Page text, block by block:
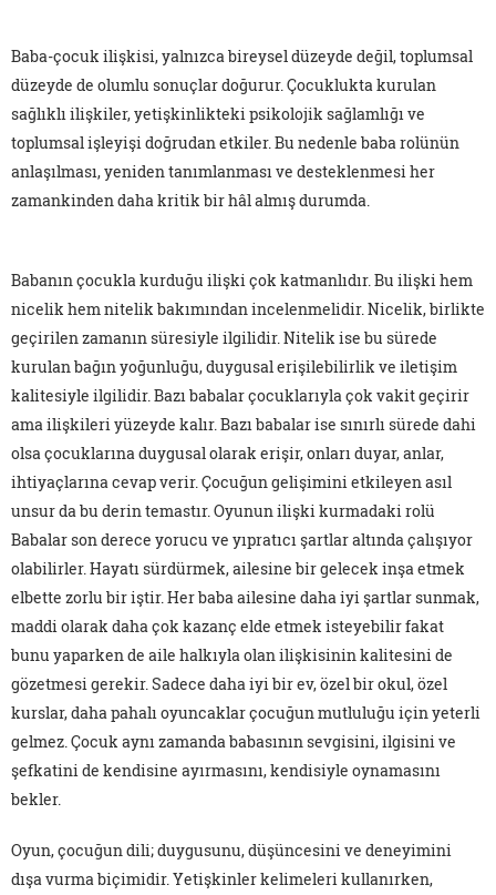
Baba-çocuk ilişkisi, yalnızca bireysel düzeyde değil, toplumsal
düzeyde de olumlu sonuçlar doğurur. Çocuklukta kurulan
sağlıklı ilişkiler, yetişkinlikteki psikolojik sağlamlığı ve
toplumsal işleyişi doğrudan etkiler. Bu nedenle baba rolünün
anlaşılması, yeniden tanımlanması ve desteklenmesi her
zamankinden daha kritik bir hâl almış durumda.
Babanın çocukla kurduğu ilişki çok katmanlıdır. Bu ilişki hem
nicelik hem nitelik bakımından incelenmelidir. Nicelik, birlikte
geçirilen zamanın süresiyle ilgilidir. Nitelik ise bu sürede
kurulan bağın yoğunluğu, duygusal erişilebilirlik ve iletişim
kalitesiyle ilgilidir. Bazı babalar çocuklarıyla çok vakit geçirir
ama ilişkileri yüzeyde kalır. Bazı babalar ise sınırlı sürede dahi
olsa çocuklarına duygusal olarak erişir, onları duyar, anlar,
ihtiyaçlarına cevap verir. Çocuğun gelişimini etkileyen asıl
unsur da bu derin temastır. Oyunun ilişki kurmadaki rolü
Babalar son derece yorucu ve yıpratıcı şartlar altında çalışıyor
olabilirler. Hayatı sürdürmek, ailesine bir gelecek inşa etmek
elbette zorlu bir iştir. Her baba ailesine daha iyi şartlar sunmak,
maddi olarak daha çok kazanç elde etmek isteyebilir fakat
bunu yaparken de aile halkıyla olan ilişkisinin kalitesini de
gözetmesi gerekir. Sadece daha iyi bir ev, özel bir okul, özel
kurslar, daha pahalı oyuncaklar çocuğun mutluluğu için yeterli
gelmez. Çocuk aynı zamanda babasının sevgisini, ilgisini ve
şefkatini de kendisine ayırmasını, kendisiyle oynamasını
bekler.
Oyun, çocuğun dili; duygusunu, düşüncesini ve deneyimini
dışa vurma biçimidir. Yetişkinler kelimeleri kullanırken,